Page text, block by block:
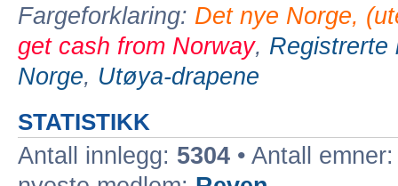
Fargeforklaring: Det nye Norge,
get cash from Norway, Registrerte
Norge, Utøya-drapene
STATISTIKK
Antall innlegg: 5304 • Antall